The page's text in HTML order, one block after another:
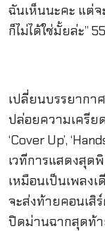
ฉันเห็นนะคะ แต่จ
ก็ไม่ได้ใช่มั้ยล่ะ”
เปลี่ยนบรรยากา
ปล่อยความเครีย
‘Cover Up’,
เวทีการแสดงสุด
เหมือนเป็นเพลงเดี
จะส่งท้ายคอนเสิร์
ปิดม่านฉากสุดท้า